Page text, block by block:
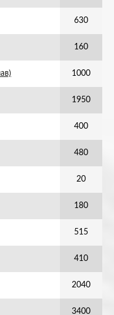
630
160
1000
1950
400
480
20
180
515
410
2040
3400